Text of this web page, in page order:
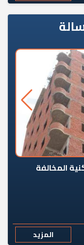
المخالفة
المزيد